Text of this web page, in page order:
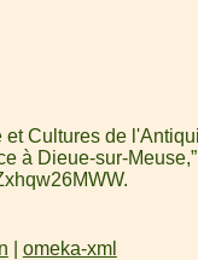
Cultures de
à Dieue-sur-Meuse,”
.
omeka-xml